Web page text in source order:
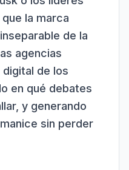
la marca
de la
agencias
de los
en qué debates
y generando
sin perder